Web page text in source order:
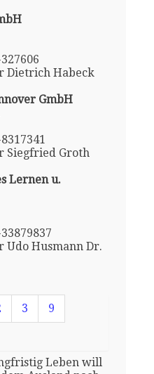
Dietrich Habeck
GmbH
Siegfried Groth
Lernen u.
Husmann Dr.
3 9
Leben will